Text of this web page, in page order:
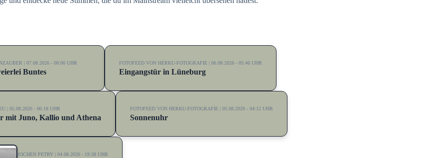
| 07.08.2026 - 08:00 UHR
Buntes
FOTOFEED VON HERKU-FOTOGRAFIE | 06.08.2026 - 05:46 UHR
Eingangstür in Lüneburg
| 05.08.2026 - 06:18 UHR
mit Juno, Kallio und Athena
FOTOFEED VON HERKU-FOTOGRAFIE | 05.08.2026 - 04:12 UHR
Sonnenuhr
JOCHEN PETRY | 04.08.2026 - 19:38 UHR